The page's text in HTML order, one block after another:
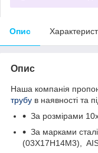
Опис
Опис
Наша компанія
трубу в наявності та
За розмірами
За марками
(03Х17Н14М3),